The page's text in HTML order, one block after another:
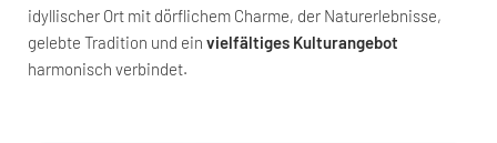
idyllischer Ort mit dörflichem Charme, der Naturerlebnisse,
gelebte Tradition und ein vielfältiges Kulturangebot
harmonisch verbindet.